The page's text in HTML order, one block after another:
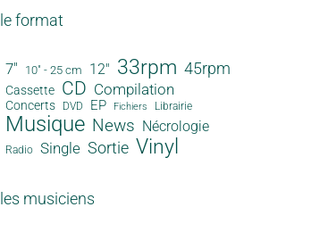
le format
7" 10" - 25 cm 12" 33rpm 45rpm
Cassette CD Compilation
Concerts DVD EP Fichiers Librairie
Musique News Nécrologie
Radio Single Sortie Vinyl
les musiciens